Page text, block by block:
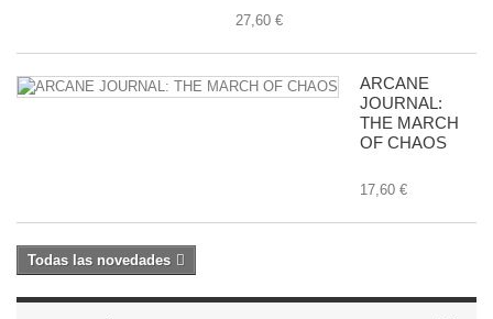
27,60 €
ARCANE
JOURNAL:
THE MARCH
OF CHAOS
17,60 €
Todas las novedades